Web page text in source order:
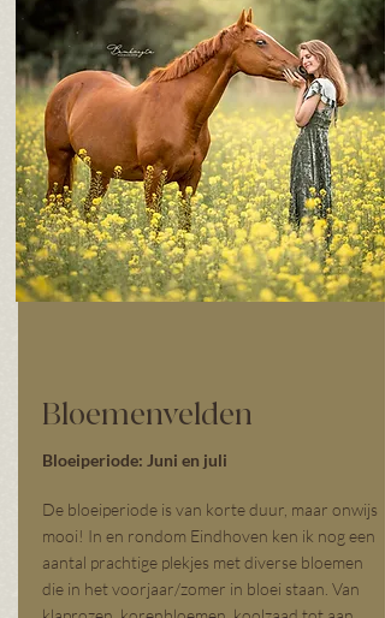
Bloemenvelden
Bloeiperiode: Juni en juli
De bloeiperiode is van korte duur, maar onwijs
mooi! In en rondom Eindhoven ken ik nog een
aantal prachtige plekjes met diverse bloemen
die in het voorjaar/zomer in bloei staan. Van